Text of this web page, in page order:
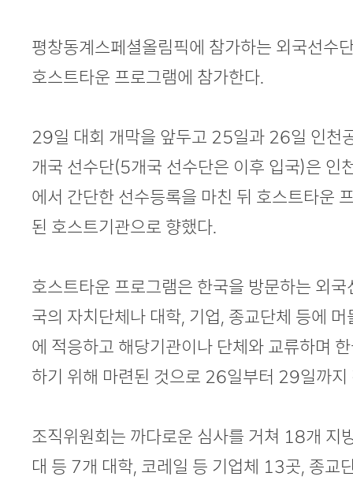
평창동계스페셜올림픽에 참가하는 외국선수
호스트타운 프로그램에 참가한다.
29일 대회 개막을 앞두고 25일과 26일 인천
개국 선수단(5개국 선수단은 이후 입국)은 인
에서 간단한 선수등록을 마친 뒤 호스트타운
된 호스트기관으로 향했다.
호스트타운 프로그램은 한국을 방문하는 외
국의 자치단체나 대학, 기업, 종교단체 등에
에 적응하고 해당기관이나 단체와 교류하며
하기 위해 마련된 것으로 26일부터 29일까지
조직위원회는 까다로운 심사를 거쳐 18개 지
대 등 7개 대학, 코레일 등 기업체 13곳, 종교